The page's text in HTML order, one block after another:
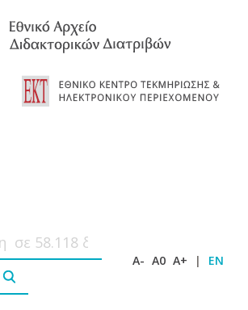
A- A0 A+ | EN